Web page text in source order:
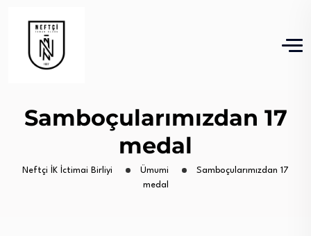
Samboçularımızdan 17
medal
Neftçi İK İctimai Birliyi Ümumi
Samboçularımızdan 17
medal